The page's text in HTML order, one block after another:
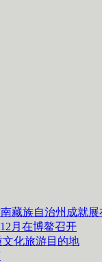
藏族自治州成就展
月在博鳌召开
文化旅游目的地